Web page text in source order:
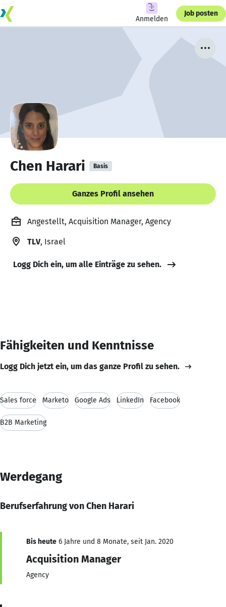
Anmelden
Job posten
Chen Harari Basis
Ganzes Profil ansehen
Angestellt, Acquisition Manager, Agency
TLV, Israel
Logg Dich ein, um alle Einträge zu sehen.
Fähigkeiten und Kenntnisse
Logg Dich jetzt ein, um das ganze Profil zu sehen.
Sales force Marketo Google Ads LinkedIn Facebook
B2B Marketing
Werdegang
Berufserfahrung von Chen Harari
Bis heute 6 Jahre und 8 Monate, seit Jan. 2020
Acquisition Manager
Agency